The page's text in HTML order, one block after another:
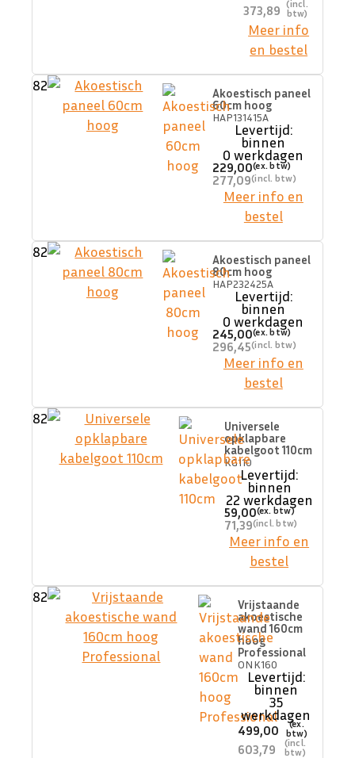
373,89
Meer info
en bestel
82
Akoestisch paneel
60cm hoog
HAP131415A
Levertijd:
binnen
0 werkdagen
229,00
277,09
Meer info en
bestel
82
Akoestisch paneel
80cm hoog
HAP232425A
Levertijd:
binnen
0 werkdagen
245,00
296,45
Meer info en
bestel
82
Universele
opklapbare
kabelgoot 110cm
KG110
Levertijd:
binnen
22 werkdagen
59,00
71,39
Meer info en
bestel
82
Vrijstaande
akoestische
wand 160cm
hoog
Professional
ONK160
Levertijd:
binnen
35
werkdagen
499,00
603,79